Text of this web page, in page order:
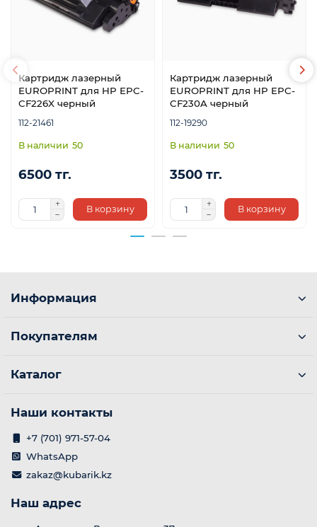
Картридж лазерный
EUROPRINT для HP EPC-
CF226X черный
112-21461
50
6500 тг.
В корзину
Картридж лазерный
EUROPRINT для HP EPC-
CF230A черный
112-19290
50
3500 тг.
В корзину
Информация
Покупателям
Каталог
Наши контакты
+7 (701) 971-57-04
WhatsApp
zakaz@kubarik.kz
Наш адрес